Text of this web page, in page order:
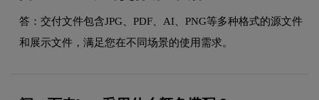
答：交付文件包含JPG、PDF、AI、PNG等多种格式的源文件
和展示文件，满足您在不同场景的使用需求。